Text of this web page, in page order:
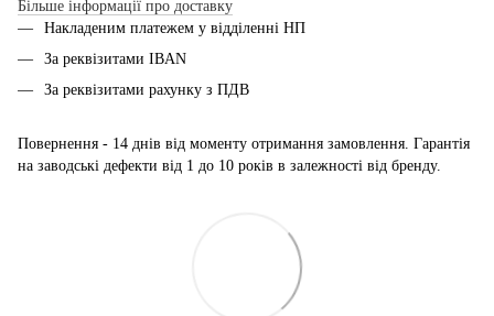
Більше інформації про доставку
Накладеним платежем у відділенні НП
За реквізитами IBAN
За реквізитами рахунку з ПДВ
Повернення - 14 днів від моменту отримання замовлення. Гарантія
на заводські дефекти від 1 до 10 років в залежності від бренду.